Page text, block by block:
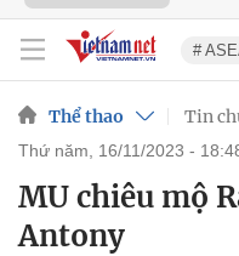
#
Thể thao Tin
thứ năm, 16/11/2023 -
MU chiêu mộ
Antony